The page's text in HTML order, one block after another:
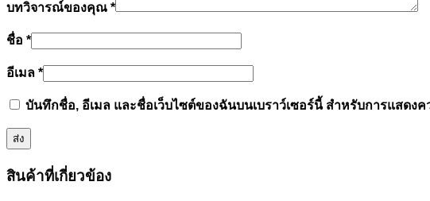
บทวิจารณ์ของคุณ *
ชื่อ *
อีเมล *
บันทึกชื่อ, อีเมล และชื่อเว็บไซต์ของฉันบนเบราว์เซอร์นี้ สำหรับการแสดงค
สินค้าที่เกี่ยวข้อง